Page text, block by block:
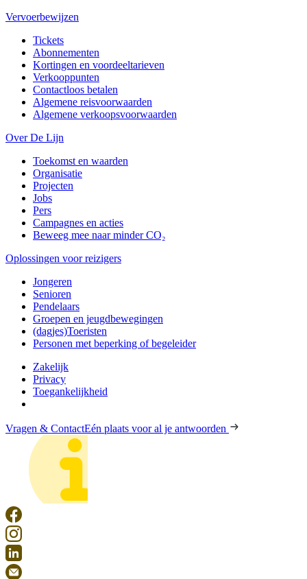
Vervoerbewijzen
Tickets
Abonnementen
Kortingen en voordeeltarieven
Verkooppunten
Contactloos betalen
Algemene reisvoorwaarden
Algemene verkoopsvoorwaarden
Over De Lijn
Toekomst en waarden
Organisatie
Projecten
Jobs
Pers
Campagnes en acties
Beweeg mee naar minder CO₂
Oplossingen voor reizigers
Jongeren
Senioren
Pendelaars
Groepen en jeugdbewegingen
(dagjes)Toeristen
Personen met beperking of begeleider
Zakelijk
Privacy
Toegankelijkheid
Vragen & ContactEén plaats voor al je antwoorden